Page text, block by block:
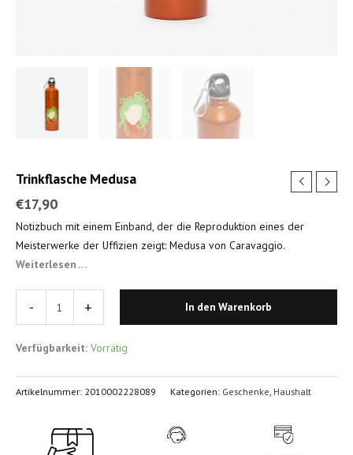
Trinkflasche Medusa
€17,90
Notizbuch mit einem Einband, der die Reproduktion eines der
Meisterwerke der Uffizien zeigt: Medusa von Caravaggio.
Weiterlesen …
Verfügbarkeit: Vorrätig
- + In den Warenkorb
Artikelnummer: 2010002228089 Kategorien: Geschenke Haushalt